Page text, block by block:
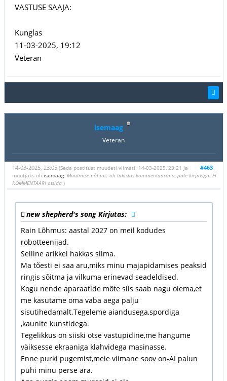
VASTUSE SAAJA:
Kunglas
11-03-2025, 19:12
Veteran
isemaag
Veteran
#463
14-03-2025, 23:05 (Seda postitust muudeti viimati: 14-03-2025, 23:21 ja
muutjaks oli isemaag. Muutmise põhjus: oli takistus kommentaarima, pole kirjaviga. EI
KOMMENTAARI otsida )
new shepherd's song Kirjutas:
Rain Lõhmus: aastal 2027 on meil kodudes
robotteenijad.
Selline arikkel hakkas silma.
Ma tõesti ei saa aru,miks minu majapidamises peaksid
ringis sõitma ja vilkuma erinevad seadeldised.
Kogu nende aparaatide mõte siis saab nagu olema,et
me kasutame oma vaba aega palju
sisutihedamalt.Tegeleme aiandusega,spordiga
,kaunite kunstidega.
Tegelikkus on siiski otse vastupidine,me hangume
väiksesse ekraaniga klahvidega masinasse.
Enne purki pugemist,meie viimane soov on-AI palun
pühi minu perse ära.